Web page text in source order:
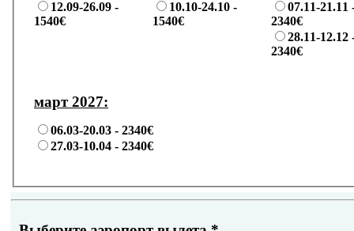
12.09-26.09 -
1540€
10.10-24.10 -
1540€
07.11-21.11
2340€
28.11-12.12
2340€
март 2027:
06.03-20.03 - 2340€
27.03-10.04 - 2340€